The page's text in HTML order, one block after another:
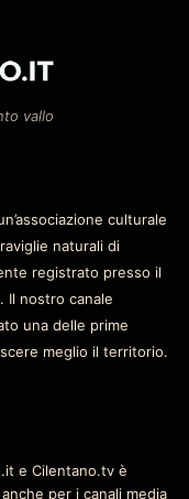
vallo
culturale
naturali di
registrato presso il
Il nostro canale
una delle prime
meglio il territorio.
e Cilentano.tv è
per i canali media